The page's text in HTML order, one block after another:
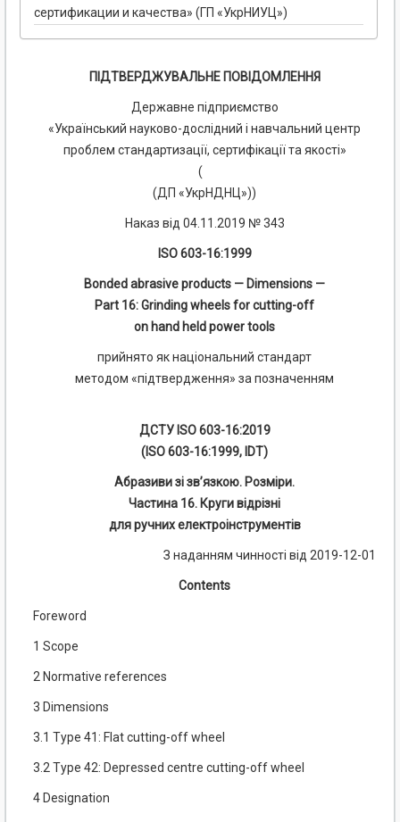
сертификации и качества» (ГП «УкрНИУЦ»)
ПІДТВЕРДЖУВАЛЬНЕ ПОВІДОМЛЕННЯ
Державне підприємство
«Український науково-дослідний і навчальний центр
проблем стандартизації, сертифікації та якості»
(
(ДП «УкрНДНЦ»))
Наказ від 04.11.2019 № 343
ISO 603-16:1999
Bonded abrasive products — Dimensions —
Part 16: Grinding wheels for cutting-off
on hand held power tools
прийнято як національний стандарт
методом «підтвердження» за позначенням
ДСТУ ISO 603-16:2019
(ISO 603-16:1999, IDT)
Абразиви зі зв’язкою. Розміри.
Частина 16. Круги відрізні
для ручних електроінструментів
З наданням чинності від 2019-12-01
Contents
Foreword
1 Scope
2 Normative references
3 Dimensions
3.1 Type 41: Flat cutting-off wheel
3.2 Type 42: Depressed centre cutting-off wheel
4 Designation